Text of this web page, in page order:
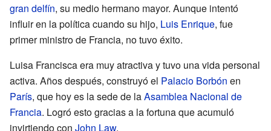
gran delfín, su medio hermano mayor. Aunque intentó
influir en la política cuando su hijo, Luis Enrique, fue
primer ministro de Francia, no tuvo éxito.
Luisa Francisca era muy atractiva y tuvo una vida personal
activa. Años después, construyó el Palacio Borbón en
París, que hoy es la sede de laAsamblea Nacional de
Francia. Logró esto gracias a la fortuna que acumuló
invirtiendo con John Law.